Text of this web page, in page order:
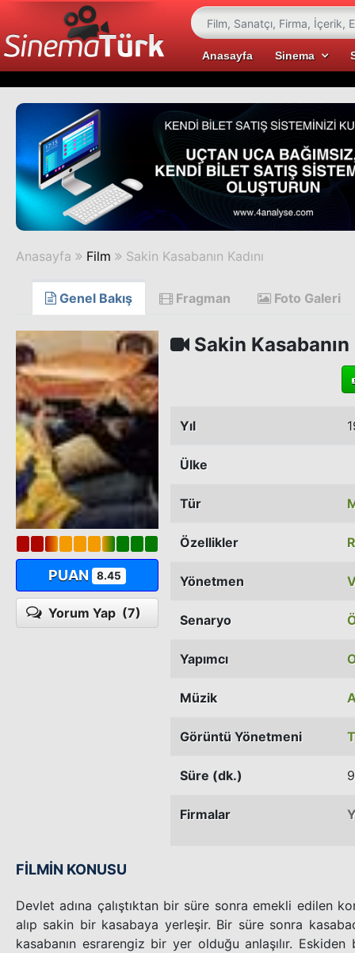
Anasayfa Sinema
Anasayfa Film Sakin Kasabanın Kadını
Genel Bakış Fragman Foto Galeri
PUAN 8.45
Yorum Yap (7)
Sakin Kasabanın
Yıl
Ülke
Tür
Özellikler
Yönetmen
Senaryo
Yapımcı
Müzik
Görüntü Yönetmeni
Süre (dk.)
Firmalar
FİLMİN KONUSU
Devlet adına çalıştıktan bir süre sonra emekli edilen
alıp sakin bir kasabaya yerleşir. Bir süre sonra
kasabanın esrarengiz bir yer olduğu anlaşılır.